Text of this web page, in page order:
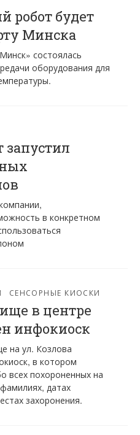
робот будет
Минска
состоялась
оборудования для
в конкретном
СЕНСОРНЫЕ КИОСКИ
в центре
инфокиоск
на ул. Козлова
в котором
всех похороненных на
датах
захоронения.